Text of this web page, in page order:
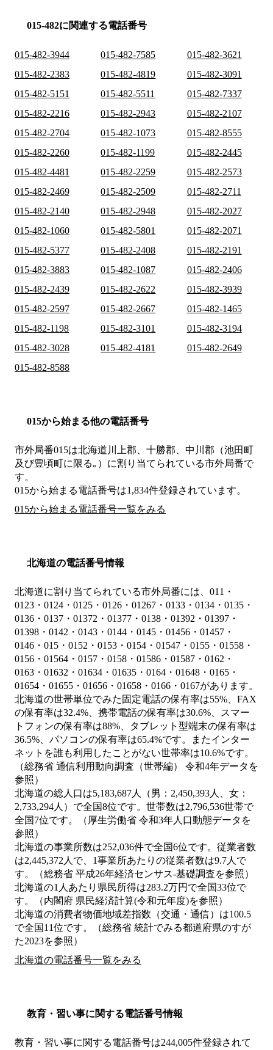
015-482に関連する電話番号
015-482-3944 015-482-7585
015-482-3621
015-482-2383
015-482-4819
015-482-3091
015-482-5151
015-482-5511
015-482-7337
015-482-2216
015-482-2943
015-482-2107
015-482-2704
015-482-1073
015-482-8555
015-482-2260
015-482-1199
015-482-2445
015-482-4481
015-482-2259
015-482-2573
015-482-2469
015-482-2509
015-482-2711
015-482-2140
015-482-2948
015-482-2027
015-482-1060
015-482-5801
015-482-2071
015-482-5377
015-482-2408
015-482-2191
015-482-3883
015-482-1087
015-482-2406
015-482-2439
015-482-2622
015-482-3939
015-482-2597
015-482-2667
015-482-1465
015-482-1198
015-482-3101
015-482-3194
015-482-3028
015-482-4181
015-482-2649
015-482-8588
015から始まる他の電話番号
市外局番015は北海道川上郡、十勝郡、中川郡（池田町
及び豊頃町に限る｡） に割り当てられている市外局番で
す。
015から始まる電話番号は1,834件登録されています。
015から始まる電話番号一覧をみる
北海道の電話番号情報
北海道に割り当てられている市外局番には、011・
0123・0124・0125・0126・01267・0133・0134・0135・
0136・0137・01372・01377・0138・01392・01397・
01398・0142・0143・0144・0145・01456・01457・
0146・015・0152・0153・0154・01547・0155・01558・
0156・01564・0157・0158・01586・01587・0162・
0163・01632・01634・01635・0164・01648・0165・
01654・01655・01656・01658・0166・0167があります。
北海道の世帯単位でみた固定電話の保有率は55%、FAX
の保有率は32.4%、携帯電話の保有率は30.6%、スマー
トフォンの保有率は88%、タブレット型端末の保有率は
36.5%、パソコンの保有率は65.4%です。またインター
ネットを誰も利用したことがない世帯率は10.6%です。
（総務省 通信利用動向調査（世帯編） 令和4年データを
参照）
北海道の総人口は5,183,687人（男：2,450,393人、女：
2,733,294人）で全国8位です。世帯数は2,796,536世帯で
全国7位です。（厚生労働省 令和3年人口動態データを
参照）
北海道の事業所数は252,036件で全国6位です。従業者数
は2,445,372人で、1事業所あたりの従業者数は9.7人で
す。（総務省 平成26年経済センサス‐基礎調査を参照）
北海道の1人あたり県民所得は283.2万円で全国33位で
す。（内閣府 県民経済計算(令和元年度)を参照）
北海道の消費者物価地域差指数（交通・通信）は100.5
で全国11位です。（総務省 統計でみる都道府県のすが
た2023を参照）
北海道の電話番号一覧をみる
教育・習い事に関する電話番号情報
教育・習い事に関する電話番号は244,005件登録されて